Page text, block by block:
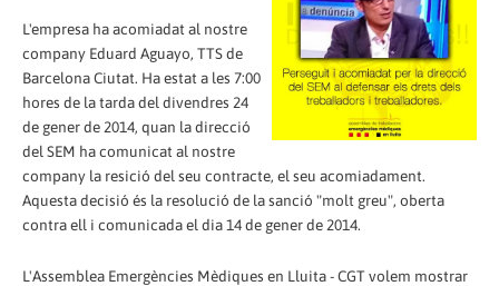
L'empresa ha acomiadat al nostre
company Eduard Aguayo, TTS de
Barcelona Ciutat. Ha estat a les 7:00
hores de la tarda del divendres 24
de gener de 2014, quan la direcció
del SEM ha comunicat al nostre
company la resició del seu contracte, el seu acomiadament.
Aquesta decisió és la resolució de la sanció "molt greu", oberta
contra ell i comunicada el dia 14 de gener de 2014.
L'Assemblea Emergències Mèdiques en Lluita - CGT volem mostrar